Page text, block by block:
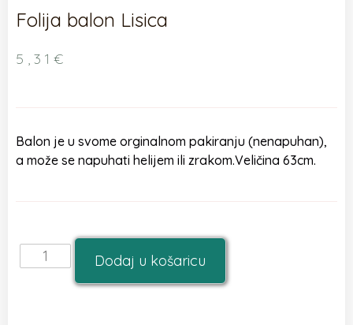
Folija balon Lisica
5,31 €
Balon je u svome orginalnom pakiranju (nenapuhan),
a može se napuhati helijem ili zrakom.Veličina 63cm.
Dodaj u košaricu